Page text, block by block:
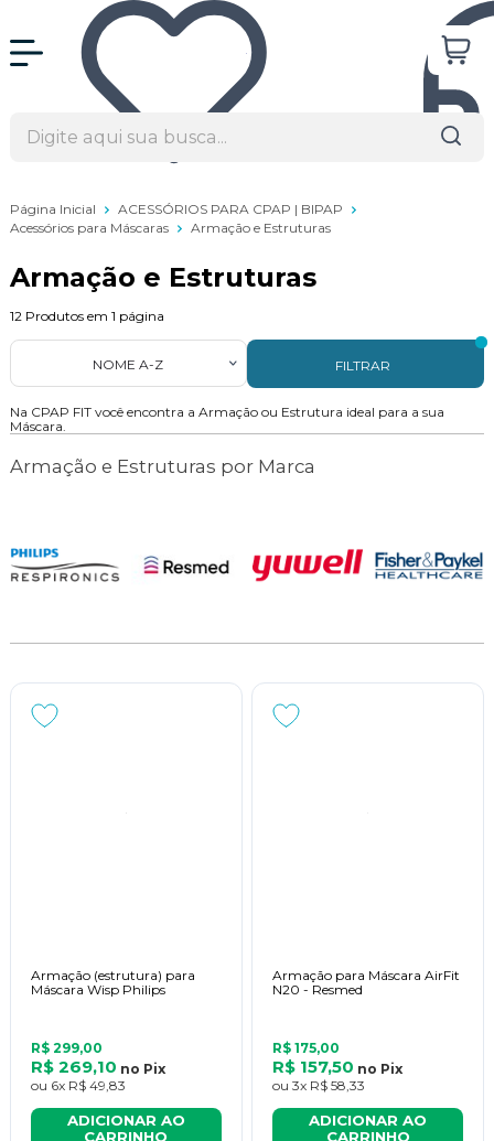
Página Inicial
ACESSÓRIOS PARA CPAP | BIPAP
Acessórios para Máscaras
Armação e Estruturas
Armação e Estruturas
12 Produtos em 1 página
FILTRAR
NOME A-Z
Na CPAP FIT você encontra a Armação ou Estrutura ideal para a sua
Máscara.
Armação e Estruturas por Marca
Armação (estrutura) para
Máscara Wisp Philips
R$ 299,00
R$ 269,10 no Pix
ou 6x R$ 49,83
ADICIONAR AO
CARRINHO
Armação para Máscara AirFit
N20 - Resmed
R$ 175,00
R$ 157,50 no Pix
ou 3x R$ 58,33
ADICIONAR AO
CARRINHO